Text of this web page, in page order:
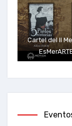
Cartel del II